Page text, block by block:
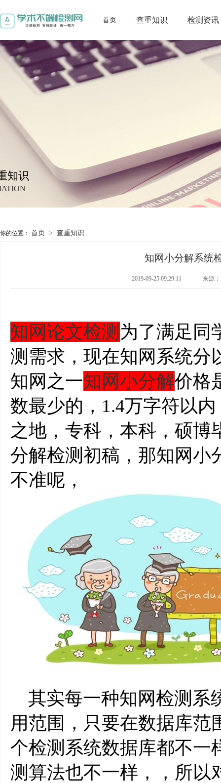
首页 查重知识 检测资讯
知识
你的位置： 首页 > 查重知识
知网小分解系统
2019-09-25 09:29:11 来源：
知网论文检测 为了满足同
测需求，现在知网系统分
知网之一知网小分解价格
数最少的，1.4万字符以
之地，专科，本科，硕博
分解检测初稿，那知网小
不准呢，
其实每一种知网检测系
用范围，只要在数据库范
个检测系统数据库都不一
测算法也不一样，，所以